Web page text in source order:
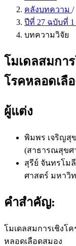
คลังบทความ /
ปีที่ 27 ฉบับที่ 1
บทความวิจัย
โมเดลสมกา
โรคหลอดเลื
ผู้แต่ง
พิมพร เจริญสุข
(สาธารณสุขศ
สุรีย์ จันทรโมลี
ศาสตร์ มหาวิ
คำสำคัญ:
โมเดลสมการเชิงโ
หลอดเลือดสมอง